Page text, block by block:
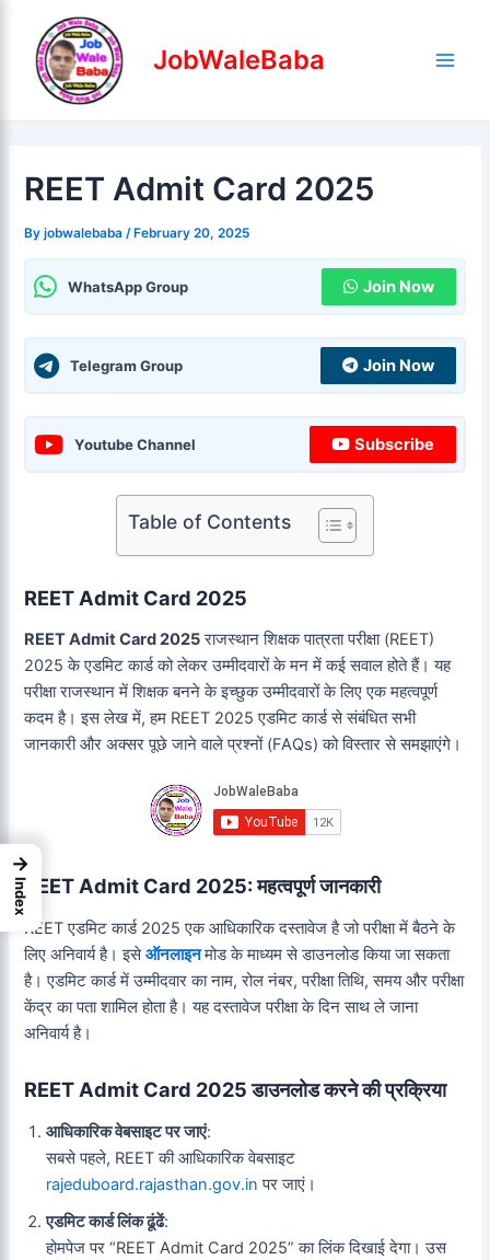
content
JobWaleBaba
REET Admit Card 2025
Byjobwalebaba/ February 20, 2025
WhatsApp Group Join Now
Telegram Group Join Now
Youtube Channel Subscribe
Table of Contents
REET Admit Card 2025
REET Admit Card 2025राजस्थान शिक्षक पात्रता परीक्षा (REET)
2025 के एडमिट कार्ड को लेकर उम्मीदवारों के मन में कई सवाल होते हैं। यह
परीक्षा राजस्थान में शिक्षक बनने के इच्छुक उम्मीदवारों के लिए एक महत्वपूर्ण
कदम है। इस लेख में, हम REET 2025 एडमिट कार्ड से संबंधित सभी
जानकारी और अक्सर पूछे जाने वाले प्रश्नों (FAQs) को विस्तार से समझाएंगे।
REET Admit Card 2025: महत्वपूर्ण जानकारी
REET एडमिट कार्ड 2025 एक आधिकारिक दस्तावेज है जो परीक्षा में बैठने के
लिए अनिवार्य है। इसेऑनलाइनमोड के माध्यम से डाउनलोड किया जा सकता
है। एडमिट कार्ड में उम्मीदवार का नाम, रोल नंबर, परीक्षा तिथि, समय और परीक्षा
केंद्र का पता शामिल होता है। यह दस्तावेज परीक्षा के दिन साथ ले जाना
अनिवार्य है।
REET Admit Card 2025 डाउनलोड करने की प्रक्रिया
आधिकारिक वेबसाइट पर जाएं:
सबसे पहले, REET की आधिकारिक वेबसाइट
rajeduboard.rajasthan.gov.in पर जाएं।
एडमिट कार्ड लिंक ढूंढें:
होमपेज पर “REET Admit Card 2025” का लिंक दिखाई देगा। उस
navigation
→
Index